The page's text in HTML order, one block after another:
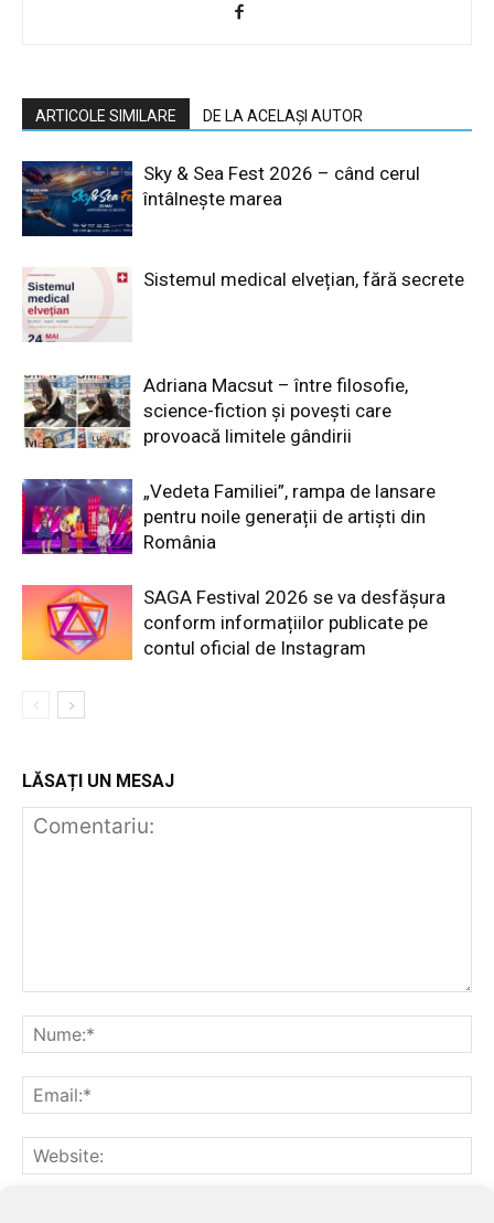
ARTICOLE SIMILARE DE LA ACELAȘI AUTOR
Sky & Sea Fest 2026 – când cerul
întâlnește marea
Sistemul medical elvețian, fără secrete
Adriana Macsut – între filosofie,
science-fiction și povești care
provoacă limitele gândirii
„Vedeta Familiei”, rampa de lansare
pentru noile generații de artiști din
România
SAGA Festival 2026 se va desfășura
conform informațiilor publicate pe
contul oficial de Instagram
LĂSAȚI UN MESAJ